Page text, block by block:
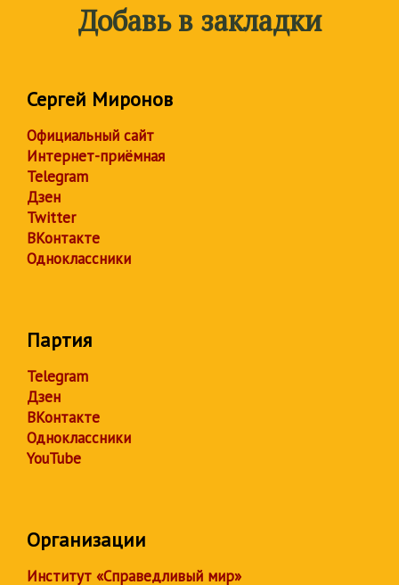
Добавь в закладки
Сергей Миронов
Официальный сайт
Интернет-приёмная
Telegram
Дзен
Twitter
ВКонтакте
Одноклассники
Партия
Telegram
Дзен
ВКонтакте
Одноклассники
YouTube
Организации
Институт «Справедливый мир»